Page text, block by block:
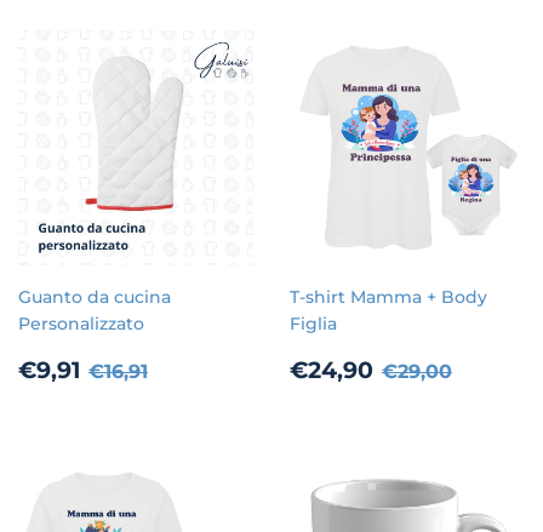
Guanto da cucina
Personalizzato
Prezzo
€9,91 €9,91
Prezzo di listino
€16,91
T-shirt Mamma + Body
Figlia
Prezzo
€24,90 €24,90
Prezzo di
€29,00